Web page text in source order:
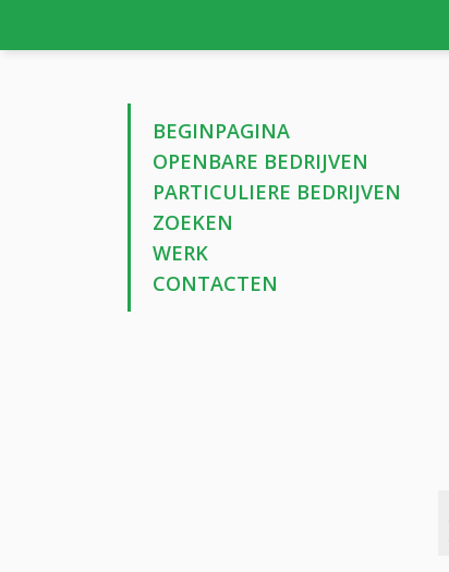
BEGINPAGINA
OPENBARE BEDRIJVEN
PARTICULIERE BEDRIJVEN
ZOEKEN
WERK
CONTACTEN